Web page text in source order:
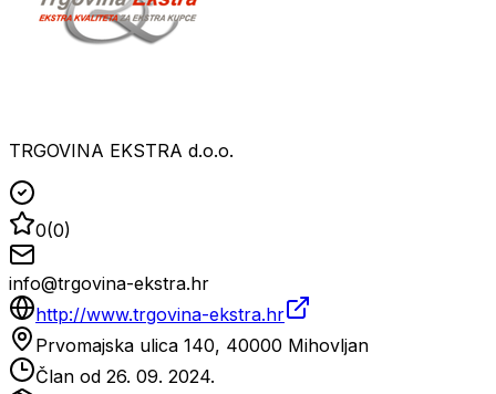
TRGOVINA EKSTRA d.o.o.
0(0)
info@trgovina-ekstra.hr
http://www.trgovina-ekstra.hr
Prvomajska ulica 140, 40000 Mihovljan
Član od 26. 09. 2024.